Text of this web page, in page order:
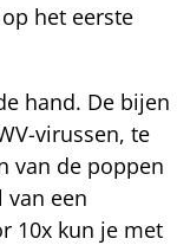
het eerste
hand. De bijen
virussen, te
van de poppen
een
10x kun je met